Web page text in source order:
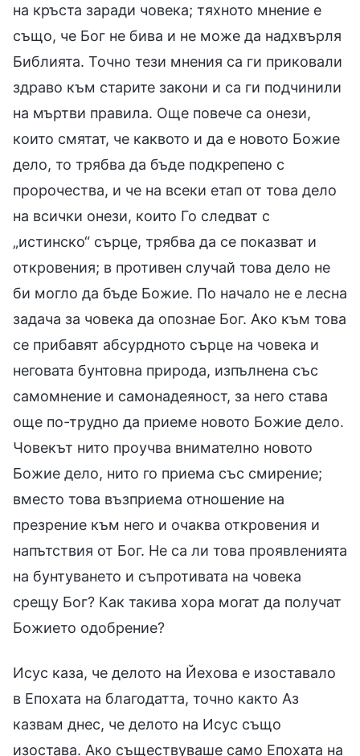
на кръста заради човека; тяхното мнение е
също, че Бог не бива и не може да надхвърля
Библията. Точно тези мнения са ги приковали
здраво към старите закони и са ги подчинили
на мъртви правила. Още повече са онези,
които смятат, че каквото и да е новото Божие
дело, то трябва да бъде подкрепено с
пророчества, и че на всеки етап от това дело
на всички онези, които Го следват с
„истинско“ сърце, трябва да се показват и
откровения; в противен случай това дело не
би могло да бъде Божие. По начало не е лесна
задача за човека да опознае Бог. Ако към това
се прибавят абсурдното сърце на човека и
неговата бунтовна природа, изпълнена със
самомнение и самонадеяност, за него става
още по-трудно да приеме новото Божие дело.
Човекът нито проучва внимателно новото
Божие дело, нито го приема със смирение;
вместо това възприема отношение на
презрение към него и очаква откровения и
напътствия от Бог. Не са ли това проявленията
на бунтуването и съпротивата на човека
срещу Бог? Как такива хора могат да получат
Божието одобрение?
Исус каза, че делото на Йехова е изоставало
в Епохата на благодатта, точно както Аз
казвам днес, че делото на Исус също
изостава. Ако съществуваше само Епохата на